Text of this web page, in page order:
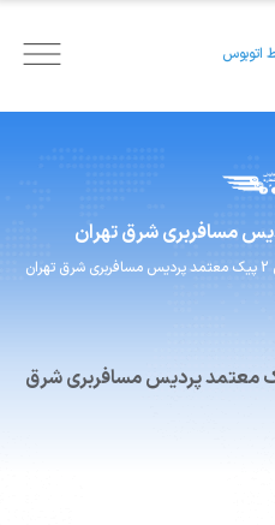
اتوبوس
مسافربري شرق تهران
پرديس مسافربري شرق تهران